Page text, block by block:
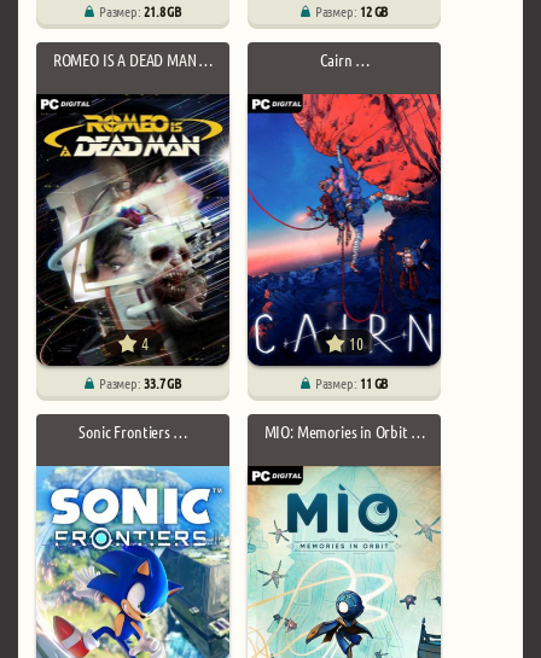
Размер:21.8 GB Размер: 12 GB
ROMEO IS A DEAD MAN …
4
Размер:33.7 GB
Cairn …
10
Размер: 11 GB
Sonic Frontiers … MIO: Memories in Orbit …